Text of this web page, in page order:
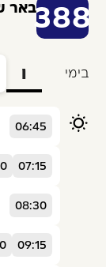
388באר
בימי ו
06:45
07:15
08:30
09:15